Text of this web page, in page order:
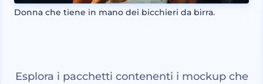
Donna che tiene in mano dei bicchieri da birra.
Esplora i pacchetti contenenti i mockup che